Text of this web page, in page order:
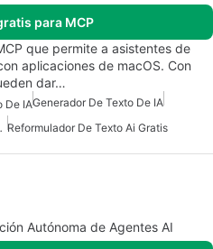
para MCP
que permite a asistentes de
aplicaciones de macOS. Con
dar…
De IAGenerador De Texto De IA
De IA Reformulador De Texto Ai Gratis
Autónoma de Agentes AI